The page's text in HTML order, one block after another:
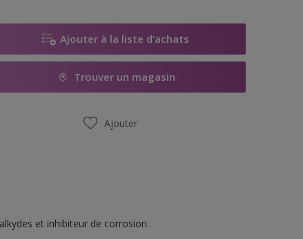
Ajouter à la liste d’achats
Trouver un magasin
Ajouter
et inhibiteur de corrosion.